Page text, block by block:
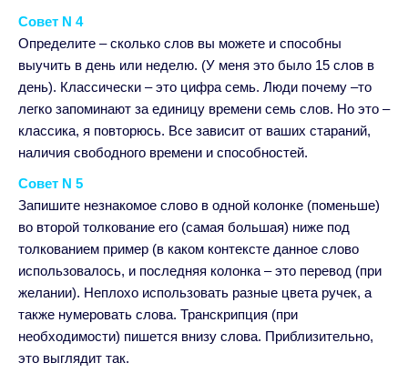
Совет N 4
Определите – сколько слов вы можете и способны
выучить в день или неделю. (У меня это было 15 слов в
день). Классически – это цифра семь. Люди почему –то
легко запоминают за единицу времени семь слов. Но это –
классика, я повторюсь. Все зависит от ваших стараний,
наличия свободного времени и способностей.
Совет N 5
Запишите незнакомое слово в одной колонке (поменьше)
во второй толкование его (самая большая) ниже под
толкованием пример (в каком контексте данное слово
использовалось, и последняя колонка – это перевод (при
желании). Неплохо использовать разные цвета ручек, а
также нумеровать слова. Транскрипция (при
необходимости) пишется внизу слова. Приблизительно,
это выглядит так.